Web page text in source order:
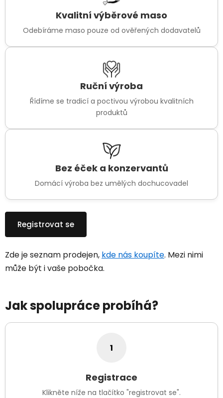
Kvalitní výběrové maso
Odebíráme maso pouze od ověřených dodavatelů
Ruční výroba
Řídíme se tradicí a poctivou výrobou kvalitních
produktů
Bez éček a konzervantů
Domácí výroba bez umělých dochucovadel
Registrovat se
Zde je seznam prodejen, kde nás koupíte. Mezi nimi
může být i vaše pobočka.
Jak spolupráce probíhá?
1
Registrace
Klikněte níže na tlačítko "registrovat se".